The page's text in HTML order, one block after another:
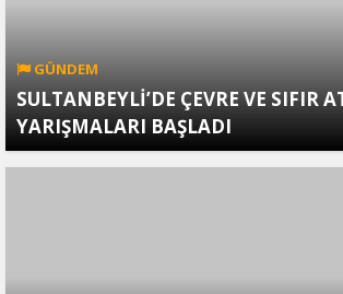
GÜNDEM
SULTANBEYLİ’DE ÇEVRE VE SIFIR
YARIŞMALARI BAŞLADI